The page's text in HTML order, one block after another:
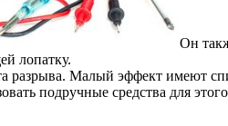
Он
лопатку.
разрыва. Малый эффект имеют
подручные средства для